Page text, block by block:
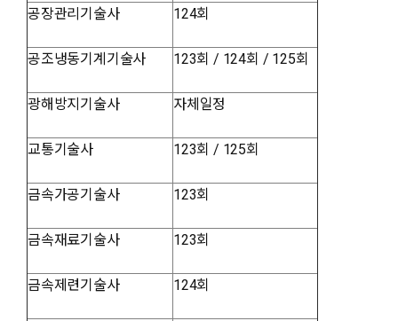
공장관리기술사 124회
공조냉동기계기술사 123회 / 124회 / 125회
광해방지기술사 자체일정
교통기술사 123회 / 125회
금속가공기술사 123회
금속재료기술사 123회
금속제련기술사 124회